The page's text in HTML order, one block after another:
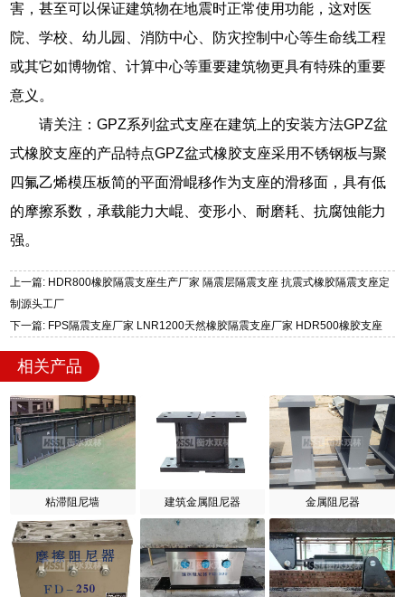
害，甚至可以保证建筑物在地震时正常使用功能，这对医
院、学校、幼儿园、消防中心、防灾控制中心等生命线工程
或其它如博物馆、计算中心等重要建筑物更具有特殊的重要
意义。
请关注：GPZ系列盆式支座在建筑上的安装方法GPZ盆
式橡胶支座的产品特点GPZ盆式橡胶支座采用不锈钢板与聚
四氟乙烯模压板简的平面滑崐移作为支座的滑移面，具有低
的摩擦系数，承载能力大崐、变形小、耐磨耗、抗腐蚀能力
强。
上一篇: HDR800橡胶隔震支座生产厂家 隔震层隔震支座 抗震式橡胶隔震支座定
制源头工厂
下一篇: FPS隔震支座厂家 LNR1200天然橡胶隔震支座厂家 HDR500橡胶支座
相关产品
粘滞阻尼墙 建筑金属阻尼器 金属阻尼器